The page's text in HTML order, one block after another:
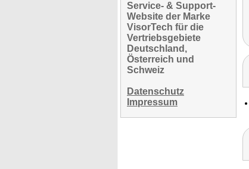
Service- & Support-
Website der Marke
VisorTech für die
Vertriebsgebiete
Deutschland,
Österreich und
Schweiz
Datenschutz
Impressum